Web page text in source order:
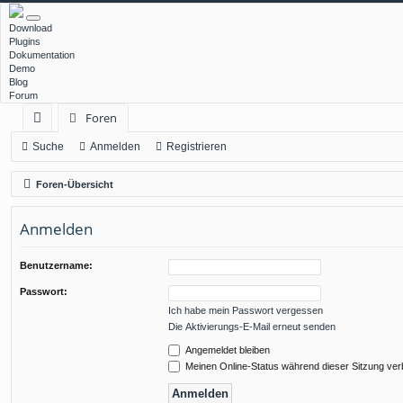
Download
Plugins
Dokumentation
Demo
Blog
Forum
ch
ne
llz
ug
Foren
Suche Anmelden Registrieren
Foren-Übersicht
Anmelden
Benutzername:
Passwort:
Ich habe mein Passwort vergessen
Die Aktivierungs-E-Mail erneut senden
Angemeldet bleiben
Meinen Online-Status während dieser Sitzung